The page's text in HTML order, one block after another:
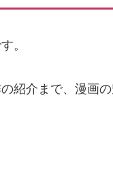
。
紹介まで、漫画